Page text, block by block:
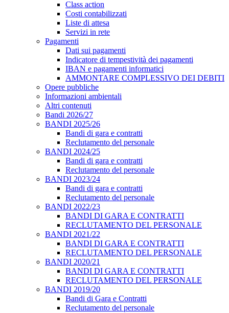
Class action
Costi contabilizzati
Liste di attesa
Servizi in rete
Pagamenti
Dati sui pagamenti
Indicatore di tempestività dei pagamenti
IBAN e pagamenti informatici
AMMONTARE COMPLESSIVO DEI DEBITI
Opere pubbliche
Informazioni ambientali
Altri contenuti
Bandi 2026/27
BANDI 2025/26
Bandi di gara e contratti
Reclutamento del personale
BANDI 2024/25
Bandi di gara e contratti
Reclutamento del personale
BANDI 2023/24
Bandi di gara e contratti
Reclutamento del personale
BANDI 2022/23
BANDI DI GARA E CONTRATTI
RECLUTAMENTO DEL PERSONALE
BANDI 2021/22
BANDI DI GARA E CONTRATTI
RECLUTAMENTO DEL PERSONALE
BANDI 2020/21
BANDI DI GARA E CONTRATTI
RECLUTAMENTO DEL PERSONALE
BANDI 2019/20
Bandi di Gara e Contratti
Reclutamento del personale